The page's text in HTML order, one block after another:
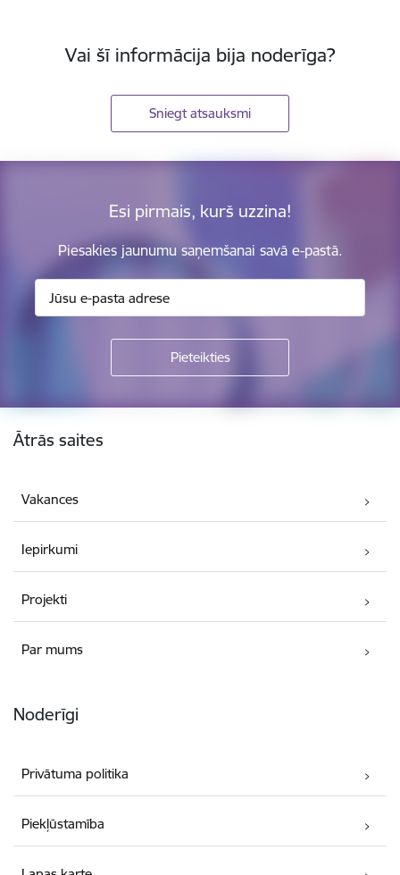
Vai šī informācija bija noderīga?
Sniegt atsauksmi
Esi pirmais, kurš uzzina!
Piesakies jaunumu saņemšanai savā e-pastā.
Kājene
Ātrās saites
Vakances
Iepirkumi
Projekti
Par mums
Noderīgi
Privātuma politika
Piekļūstamība